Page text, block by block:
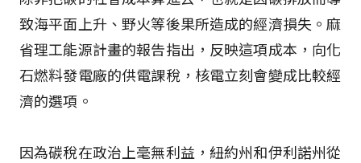
致海平面上升、野火等後果所造成的經濟損失。麻
省理工能源計畫的報告指出，反映這項成本，向化
石燃料發電廠的供電課稅，核電立刻會變成比較經
濟的選項。
因為碳稅在政治上毫無利益，紐約州和伊利諾州從